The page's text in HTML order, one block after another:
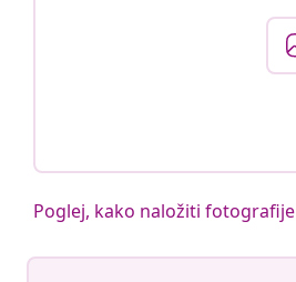
Poglej, kako naložiti fotografije